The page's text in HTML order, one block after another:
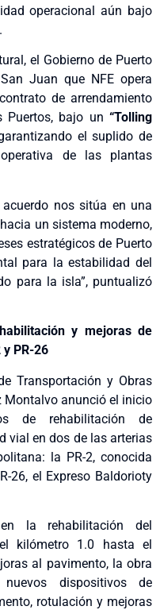
operacional aún bajo
el Gobierno de Puerto
Juan que NFE opera
de arrendamiento
bajo un “Tolling
el suplido de
de las plantas
nos sitúa en una
un sistema moderno,
estratégicos de Puerto
para la estabilidad del
para la isla”, puntualizó
y mejoras de
PR-26
Transportación y Obras
Montalvo anunció el inicio
de rehabilitación de
vial en dos de las arterias
la PR-2, conocida
26, el Expreso Baldorioty
la rehabilitación del
kilómetro 1.0 hasta el
al pavimento, la obra
dispositivos de
rotulación y mejoras